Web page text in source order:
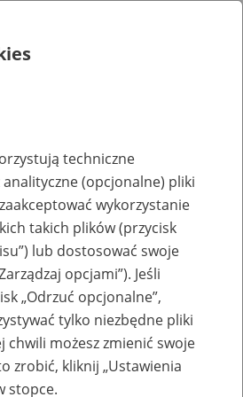
techniczne
(opcjonalne) pliki
wykorzystanie
takich plików (przycisk
lub dostosować swoje
opcjami”). Jeśli
„Odrzuć opcjonalne”,
tylko niezbędne pliki
chwili możesz zmienić swoje
zrobić, kliknij „Ustawienia
stopce.